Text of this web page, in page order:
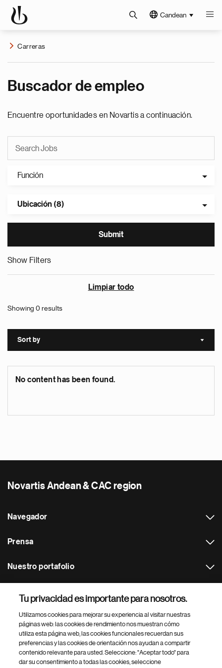
Candean
Carreras
Buscador de empleo
Encuentre oportunidades en Novartis a continuación.
Función
Ubicación (8)
Show Filters
Limpiar todo
Showing 0 results
Sort by Sort
No content has been found.
Novartis Andean & CAC region
Navegador
Prensa
Nuestro portafolio
Footer Site Search
Tu privacidad es importante para nosotros.
Utilizamos cookies para mejorar su experiencia al visitar nuestras
páginas web: las cookies de rendimiento nos muestran cómo
utiliza esta página web, las cookies funcionales recuerdan sus
preferencias y las cookies de orientación nos ayudan a compartir
contenido relevante para usted. Seleccione: "Aceptar todo" para
dar su consentimiento a todas las cookies, seleccione